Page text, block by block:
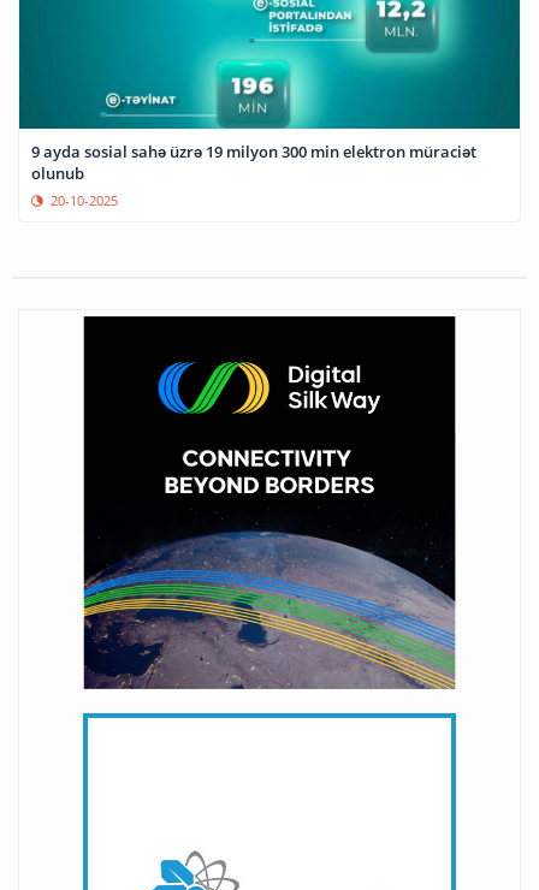
9 ayda sosial sahə üzrə 19 milyon 300 min elektron müraciət
olunub
20-10-2025